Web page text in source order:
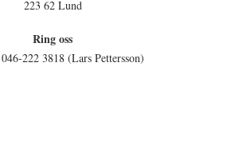
223 62 Lund
Ring oss
222 3818 (Lars Pettersson)